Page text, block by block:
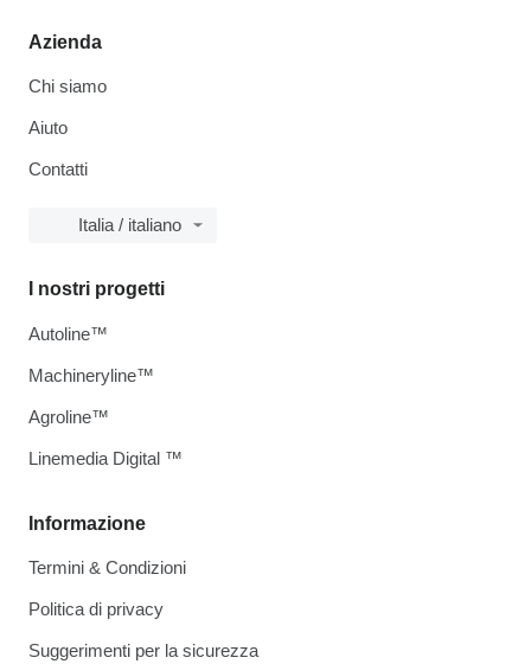
Azienda
Chi siamo
Aiuto
Contatti
Italia / italiano
Informazione
Termini & Condizioni
Politica di privacy
Suggerimenti per la sicurezza
I nostri progetti
Autoline™
Machineryline™
Agroline™
Linemedia Digital ™